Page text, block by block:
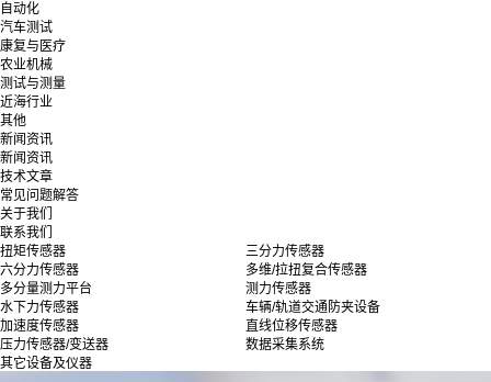
自动化
汽车测试
康复与医疗
农业机械
测试与测量
近海行业
其他
新闻资讯
新闻资讯
技术文章
常见问题解答
关于我们
联系我们
扭矩传感器
三分力传感器
六分力传感器
多维/拉扭复合传感器
多分量测力平台
测力传感器
水下力传感器
车辆/轨道交通防夹设备
加速度传感器
直线位移传感器
压力传感器/变送器
数据采集系统
其它设备及仪器